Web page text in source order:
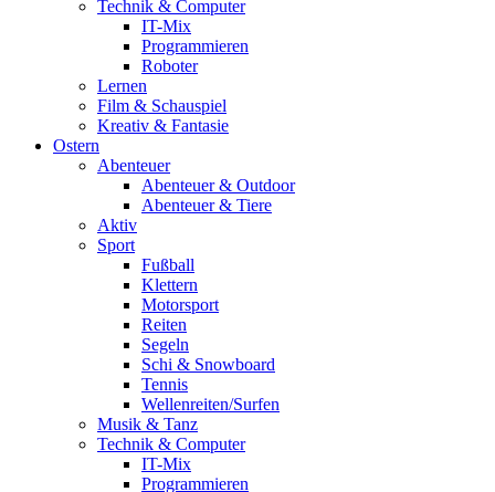
Technik & Computer
IT-Mix
Programmieren
Roboter
Lernen
Film & Schauspiel
Kreativ & Fantasie
Ostern
Abenteuer
Abenteuer & Outdoor
Abenteuer & Tiere
Aktiv
Sport
Fußball
Klettern
Motorsport
Reiten
Segeln
Schi & Snowboard
Tennis
Wellenreiten/Surfen
Musik & Tanz
Technik & Computer
IT-Mix
Programmieren